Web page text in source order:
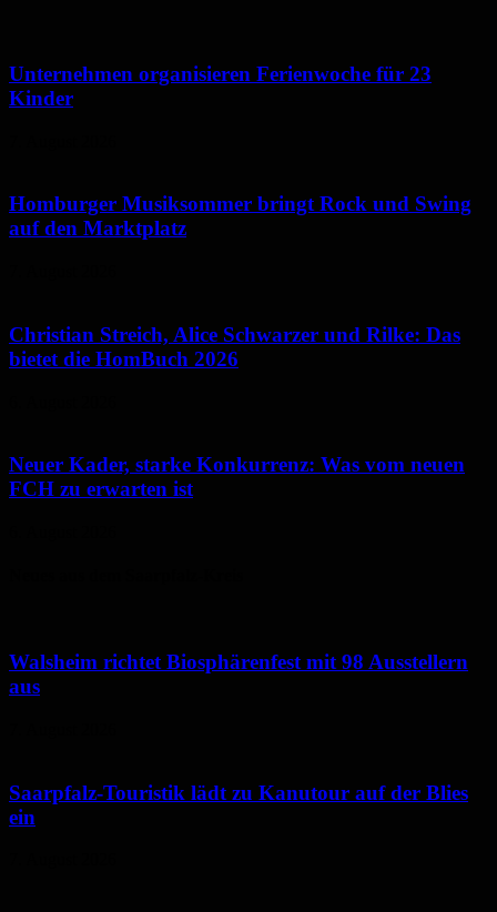
Unternehmen organisieren Ferienwoche für 23
Kinder
Homburger Musiksommer bringt Rock und Swing
auf den Marktplatz
Christian Streich, Alice Schwarzer und Rilke: Das
bietet die HomBuch 2026
Neuer Kader, starke Konkurrenz: Was vom neuen
FCH zu erwarten ist
Walsheim richtet Biosphärenfest mit 98 Ausstellern
aus
Saarpfalz-Touristik lädt zu Kanutour auf der Blies
ein